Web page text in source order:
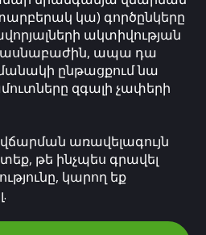
կա) գործընկերը
ակտիվության
ապա դա
ընթացքում նա
զգալի չափերի
առավելագույն
թե ինչպես գրավել
կարող եք